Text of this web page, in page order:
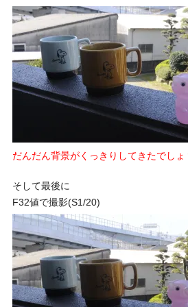
だんだん背景がくっきりしてきたでしょ
そして最後に
F32値で撮影(S1/20)